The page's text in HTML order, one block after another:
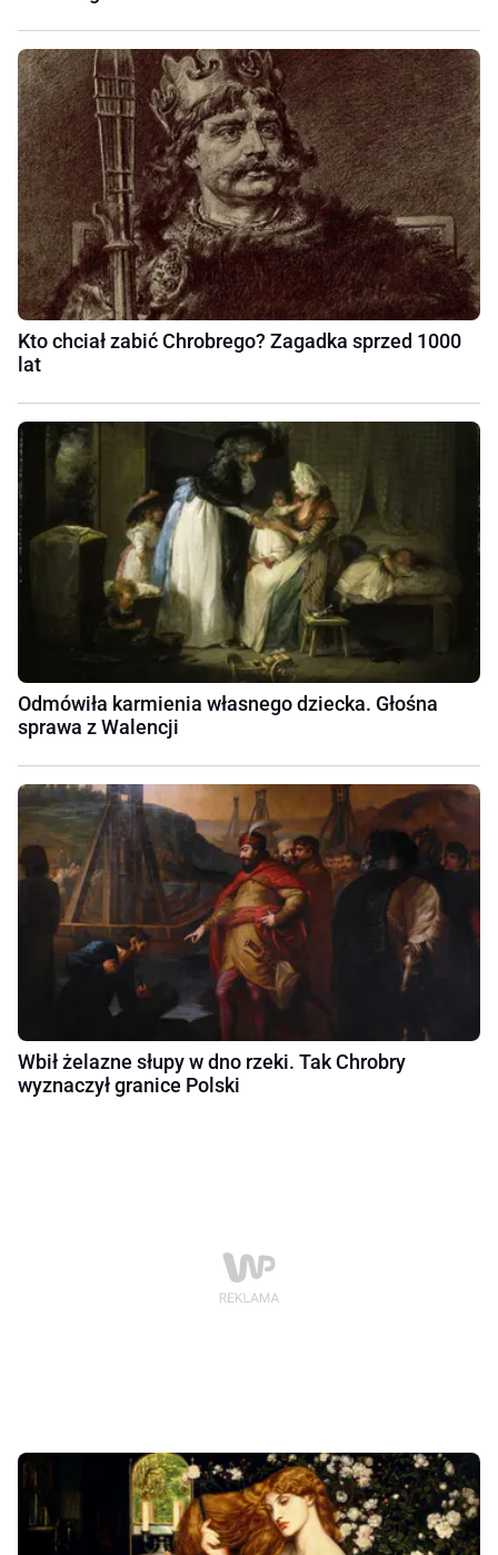
Kto chciał zabić Chrobrego? Zagadka sprzed 1000
lat
Odmówiła karmienia własnego dziecka. Głośna
sprawa z Walencji
Wbił żelazne słupy w dno rzeki. Tak Chrobry
wyznaczył granice Polski